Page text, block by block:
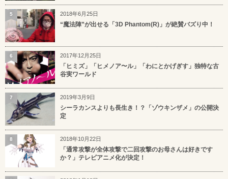
2018年6月25日
“魔法陣”が出せる「3D Phantom(R)」が絶賛バズり中！
5
2017年12月25日
「ヒミズ」「ヒメノア〜ル」「わにとかげぎす」独特な古
谷実ワールド
6
2019年3月9日
シーラカンスよりも長生き！？「ゾウキンザメ」の公開決
定
7
2018年10月22日
「通常攻撃が全体攻撃で二回攻撃のお母さんは好きです
か？」テレビアニメ化が決定！
8